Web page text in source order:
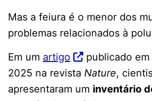
Mas a feiura é o menor dos
problemas relacionados à
Em um artigo
publicado
2025 na revista Nature,
apresentaram um inventário